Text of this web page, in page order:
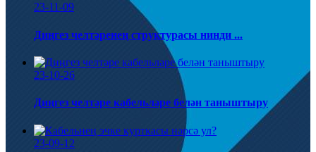
23-11-09
Диңгез челтәренең структурасы нинди ...
23-10-26
Диңгез челтәре кабельләре белән таныштыру
23-09-12